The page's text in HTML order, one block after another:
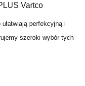
Vartco
perfekcyjną i
szeroki wybór tych